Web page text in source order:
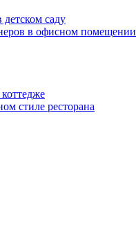
детском саду
в офисном помещении
стиле ресторана